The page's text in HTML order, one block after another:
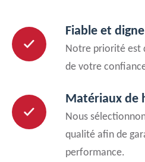
Fiable et
Notre priorité est
de votre
Matériaux de
Nous
qualité afin de
performance.